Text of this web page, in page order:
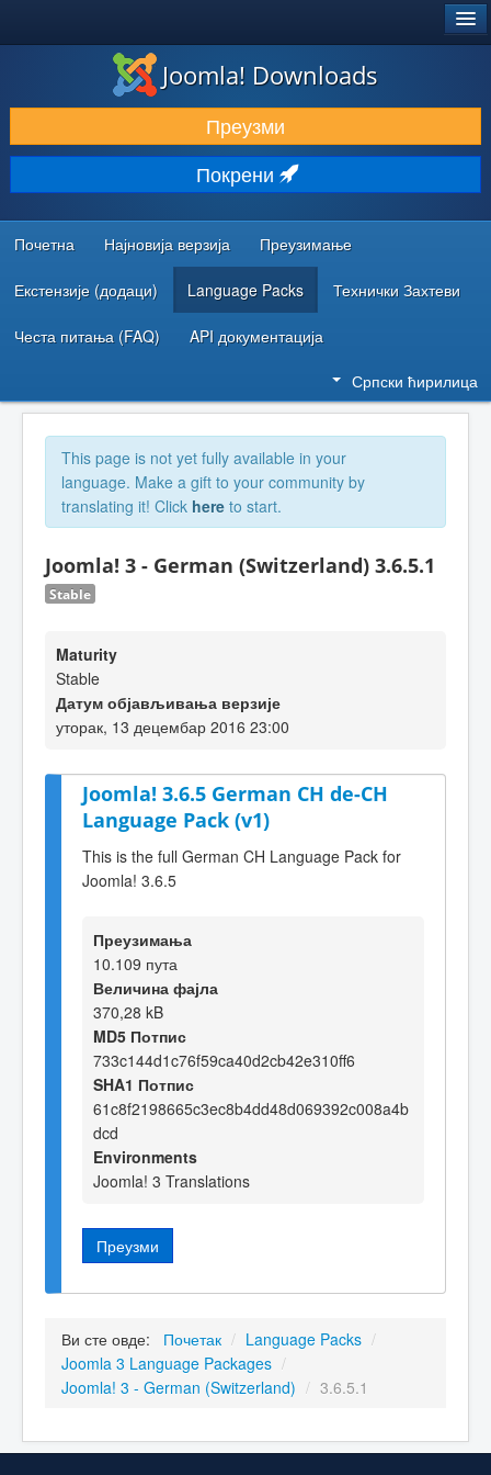
ПРЕУЗИМАЊЕ И ПРОШИРЕЊА (ЕКСТЕНЗИЈЕ)
ОТКРИЈТЕ И НАУЧИТЕ
ЗАЈЕДНИЦА И ПОДРШКА
РЕСУРСИ ЗА РАЗВОЈ
Joomla! Downloads
Преузми
Покрени
Почетна Најновија верзија Преузимање
Екстензије (додаци) Language Packs Технички Захтеви
Честа питања (FAQ) API документација
Српски ћирилица
This page is not yet fully available in your
language. Make a gift to your community by
translating it! Click here to start.
Joomla! 3 - German (Switzerland) 3.6.5.1
Stable
Maturity
Stable
Датум објављивања верзије
уторак, 13 децембар 2016 23:00
Joomla! 3.6.5 German CH de-CH
Language Pack (v1)
This is the full German CH Language Pack for
Joomla! 3.6.5
Преузимања
10.109 пута
Величина фајла
370,28 kB
MD5 Потпис
733c144d1c76f59ca40d2cb42e310ff6
SHA1 Потпис
61c8f2198665c3ec8b4dd48d069392c008a4b
dcd
Environments
Joomla! 3 Translations
Преузми
Ви сте овде: Почетак / Language Packs /
Joomla 3 Language Packages /
Joomla! 3 - German (Switzerland) / 3.6.5.1